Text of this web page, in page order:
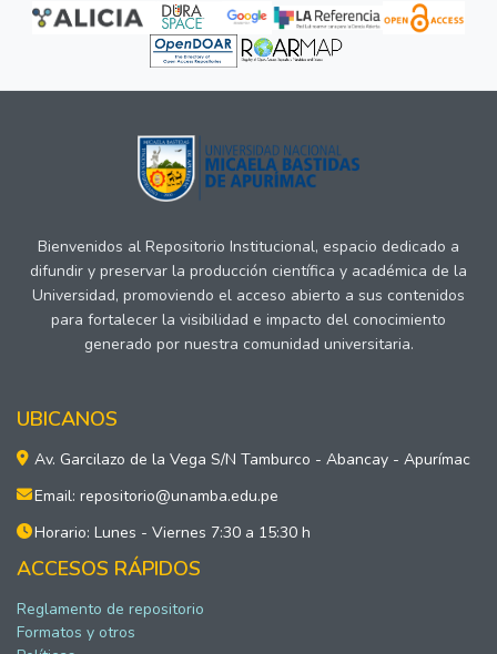
Bienvenidos al Repositorio Institucional, espacio dedicado a
difundir y preservar la producción científica y académica de la
Universidad, promoviendo el acceso abierto a sus contenidos
para fortalecer la visibilidad e impacto del conocimiento
generado por nuestra comunidad universitaria.
UBICANOS
Av. Garcilazo de la Vega S/N Tamburco - Abancay - Apurímac
Email: repositorio@unamba.edu.pe
Horario: Lunes - Viernes 7:30 a 15:30 h
ACCESOS RÁPIDOS
Reglamento de repositorio
Formatos y otros